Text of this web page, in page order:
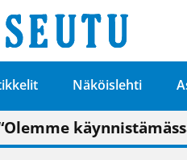
Näköislehti
vaihtumisen
kunnantalo
on totuttu